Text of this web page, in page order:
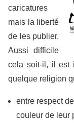
caricatures
mais la liberté
de les publier.
Aussi difficile
cela soit-il, il est
quelque religion
entre respect
couleur de leur